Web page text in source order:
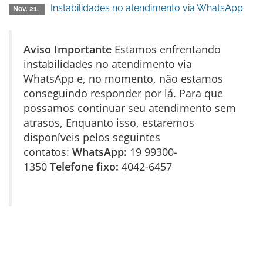
Nov. 21. Instabilidades no atendimento via WhatsApp
Aviso Importante Estamos enfrentando
instabilidades no atendimento via
WhatsApp e, no momento, não estamos
conseguindo responder por lá. Para que
possamos continuar seu atendimento sem
atrasos, Enquanto isso, estaremos
disponíveis pelos seguintes
contatos: WhatsApp: 19 99300-
1350 Telefone fixo: 4042-6457